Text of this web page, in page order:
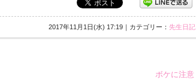
2017年11月1日(水) 17:19｜カテゴリー： 先生日記
ボケに注意